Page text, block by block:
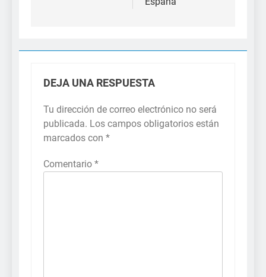
DEJA UNA RESPUESTA
Tu dirección de correo electrónico no será
publicada. Los campos obligatorios están
marcados con *
Comentario *